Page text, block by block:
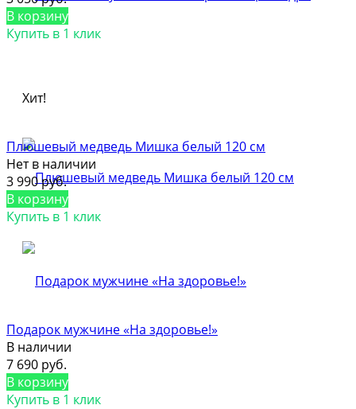
В корзину
Купить в 1 клик
Хит!
Плюшевый медведь Мишка белый 120 см
Нет в наличии
3 990 руб.
В корзину
Купить в 1 клик
Подарок мужчине «На здоровье!»
В наличии
7 690 руб.
В корзину
Купить в 1 клик